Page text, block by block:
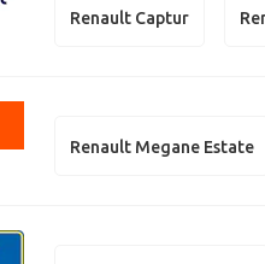
Renault Captur
Renault Megane Estate